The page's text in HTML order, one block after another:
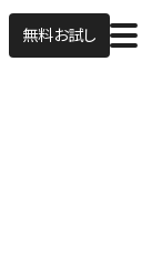
無料お試し